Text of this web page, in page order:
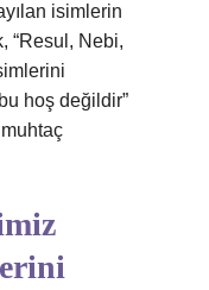
isimlerin
“Resul, Nebi,
hoş değildir”